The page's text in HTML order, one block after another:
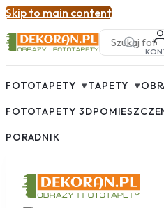
Skip to main content
FOTOTAPETY ▾TAPETY ▾
FOTOTAPETY 3D
PORADNIK